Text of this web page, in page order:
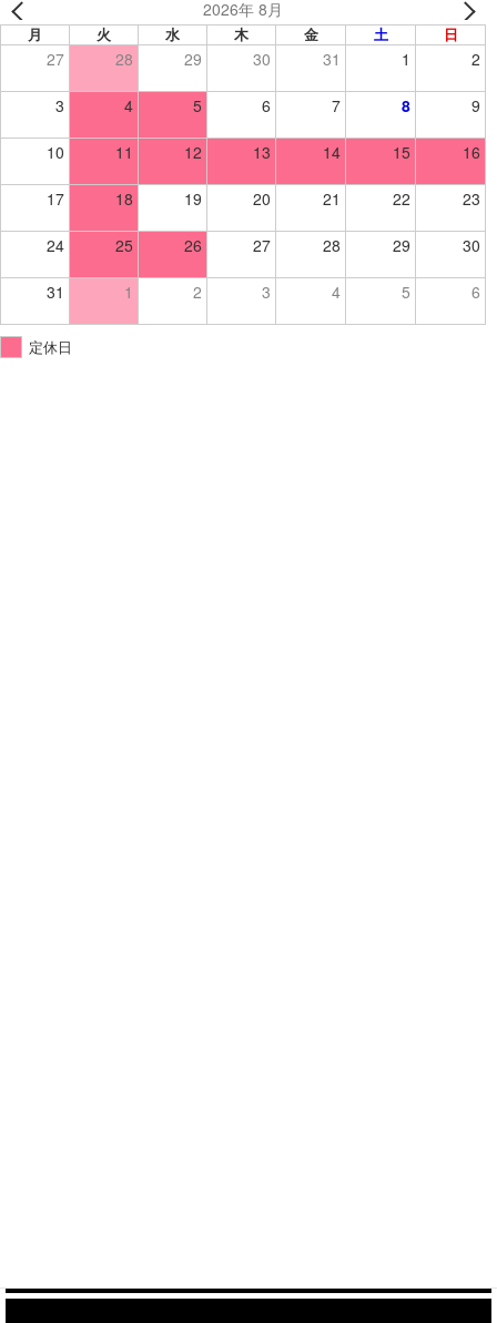
2026年 8月
月 火 水 木 金 土 日
27 28 29 30 31 1 2
3 4 5 6 7 8 9
10 11 12 13 14 15 16
17 18 19 20 21 22 23
24 25 26 27 28 29 30
31 1 2 3 4 5 6
定休日